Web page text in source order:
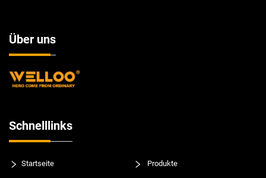
Über uns
Schnelllinks
Startseite Produkte